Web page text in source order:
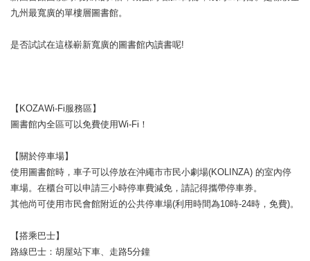
九州最寬廣的單樓層圖書館。
是否試試在這樣嶄新寬廣的圖書館內讀書呢!
【KOZAWi-Fi服務區】
圖書館內全區可以免費使用Wi-Fi！
【關於停車場】
使用圖書館時，車子可以停放在沖繩市市民小劇場(KOLINZA) 的室內停
車場。在櫃台可以申請三小時停車費減免，請記得攜帶停車券。
其他尚可使用市民會館附近的公共停車場(利用時間為10時-24時，免費)。
【搭乘巴士】
路線巴士：胡屋站下車、走路5分鐘